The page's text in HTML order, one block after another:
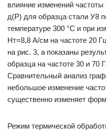
влияние изменений частоты
д(Р) для образца стали У8
температуре 300 °С и при
Нт=8,8 А/см на частоте 20
на рис. 3, а показаны
образца на частоте 30 и 70
Сравнительный анализ
небольшое изменение
существенно изменяет
Режим термической